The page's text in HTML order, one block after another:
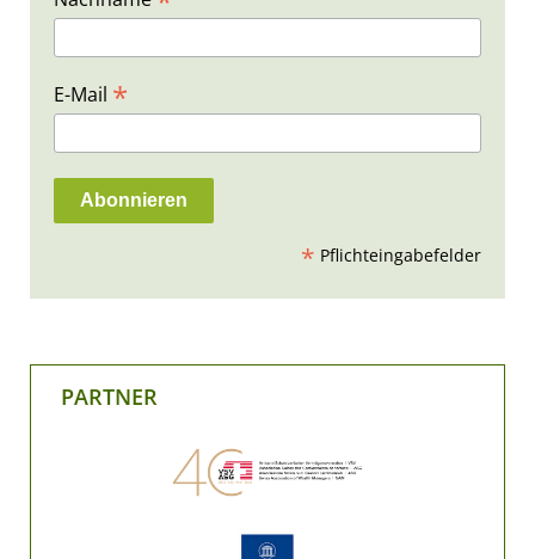
E-Mail *
* Pflichteingabefelder
PARTNER